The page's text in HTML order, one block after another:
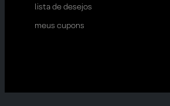
lista de desejos
meus cupons